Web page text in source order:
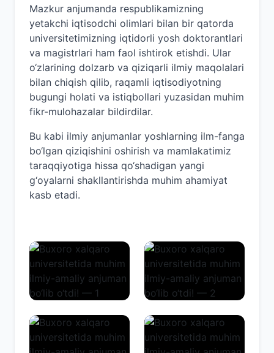
Mazkur anjumanda respublikamizning
yetakchi iqtisodchi olimlari bilan bir qatorda
universitetimizning iqtidorli yosh doktorantlari
va magistrlari ham faol ishtirok etishdi. Ular
o‘zlarining dolzarb va qiziqarli ilmiy maqolalari
bilan chiqish qilib, raqamli iqtisodiyotning
bugungi holati va istiqbollari yuzasidan muhim
fikr-mulohazalar bildirdilar.
Bu kabi ilmiy anjumanlar yoshlarning ilm-fanga
bo‘lgan qiziqishini oshirish va mamlakatimiz
taraqqiyotiga hissa qo‘shadigan yangi
g‘oyalarni shakllantirishda muhim ahamiyat
kasb etadi.